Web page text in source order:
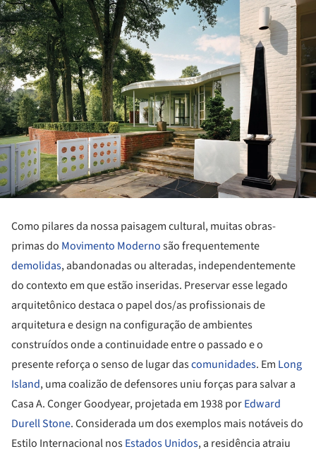
Como pilares da nossa paisagem cultural, muitas obras-
primas do Movimento Modernosão frequentemente
demolidas, abandonadas ou alteradas, independentemente
do contexto em que estão inseridas. Preservar esse legado
arquitetônico destaca o papel dos/as profissionais de
arquitetura e design na configuração de ambientes
construídos onde a continuidade entre o passado e o
presente reforça o senso de lugar dascomunidades. Em Long
Island, uma coalizão de defensores uniu forças para salvar a
Casa A. Conger Goodyear, projetada em 1938 porEdward
Durell Stone. Considerada um dos exemplos mais notáveis do
Estilo Internacional nosEstados Unidos, a residência atraiu